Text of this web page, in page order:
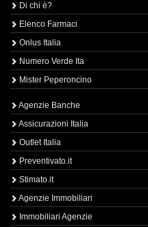
Di chi è?
Elenco Farmaci
Onlus Italia
Numero Verde Ita
Mister Peperoncino
Agenzie Banche
Assicurazioni Italia
Outlet Italia
Preventivato.it
Stimato.it
Agenzie Immobiliari
Immobiliari Agenzie